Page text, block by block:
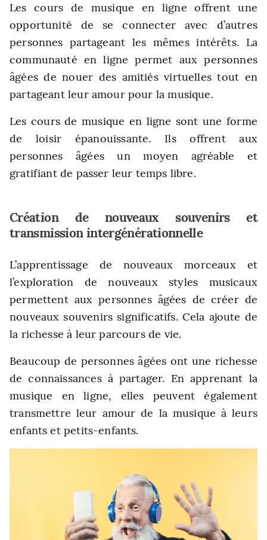
Les cours de musique en ligne offrent une
opportunité de se connecter avec d’autres
personnes partageant les mêmes intérêts. La
communauté en ligne permet aux personnes
âgées de nouer des amitiés virtuelles tout en
partageant leur amour pour la musique.
Les cours de musique en ligne sont une forme
de loisir épanouissante. Ils offrent aux
personnes âgées un moyen agréable et
gratifiant de passer leur temps libre.
Création de nouveaux souvenirs et
transmission intergénérationnelle
L’apprentissage de nouveaux morceaux et
l’exploration de nouveaux styles musicaux
permettent aux personnes âgées de créer de
nouveaux souvenirs significatifs. Cela ajoute de
la richesse à leur parcours de vie.
Beaucoup de personnes âgées ont une richesse
de connaissances à partager. En apprenant la
musique en ligne, elles peuvent également
transmettre leur amour de la musique à leurs
enfants et petits-enfants.